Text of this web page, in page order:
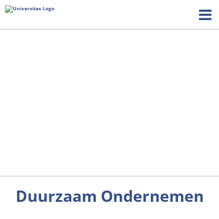
Duurzaam Ondernemen